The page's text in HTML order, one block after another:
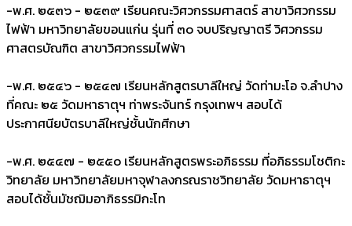
-พ.ศ. ๒๕๓๖ - ๒๕๓๙ เรียนคณะวิศวกรรมศาสตร์ สาขาวิศวกรรม
ไฟฟ้า มหาวิทยาลัยขอนแก่น รุ่นที่ ๓๐ จบปริญญาตรี วิศวกรรม
ศาสตรบัณฑิต สาขาวิศวกรรมไฟฟ้า
-พ.ศ. ๒๕๔๖ - ๒๕๔๗ เรียนหลักสูตรบาลีใหญ่ วัดท่ามะโอ จ.ลำปาง
ที่คณะ ๒๕ วัดมหาธาตุฯ ท่าพระจันทร์ กรุงเทพฯ สอบได้
ประกาศนียบัตรบาลีใหญ่ชั้นนักศีกษา
-พ.ศ. ๒๕๔๗ - ๒๕๕๐ เรียนหลักสูตรพระอภิธรรม ที่อภิธรรมโชติกะ
วิทยาลัย มหาวิทยาลัยมหาจุฬาลงกรณราชวิทยาลัย วัดมหาธาตุฯ
สอบได้ชั้นมัชฌิมอาภิธรรมิกะโท